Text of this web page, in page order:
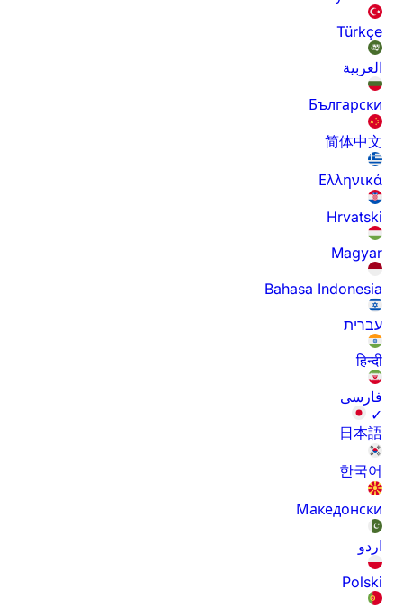
Türkçe
العربية
Български
简体中文
Ελληνικά
Hrvatski
Magyar
Bahasa Indonesia
עברית
हिन्दी
فارسی
✓
日本語
한국어
Македонски
اردو
Polski